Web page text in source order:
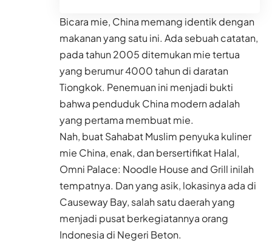
Bicara mie, China memang identik dengan
makanan yang satu ini. Ada sebuah catatan,
pada tahun 2005 ditemukan mie tertua
yang berumur 4000 tahun di daratan
Tiongkok. Penemuan ini menjadi bukti
bahwa penduduk China modern adalah
yang pertama membuat mie.
Nah, buat Sahabat Muslim penyuka kuliner
mie China, enak, dan bersertifikat Halal,
Omni Palace: Noodle House and Grill inilah
tempatnya. Dan yang asik, lokasinya ada di
Causeway Bay, salah satu daerah yang
menjadi pusat berkegiatannya orang
Indonesia di Negeri Beton.